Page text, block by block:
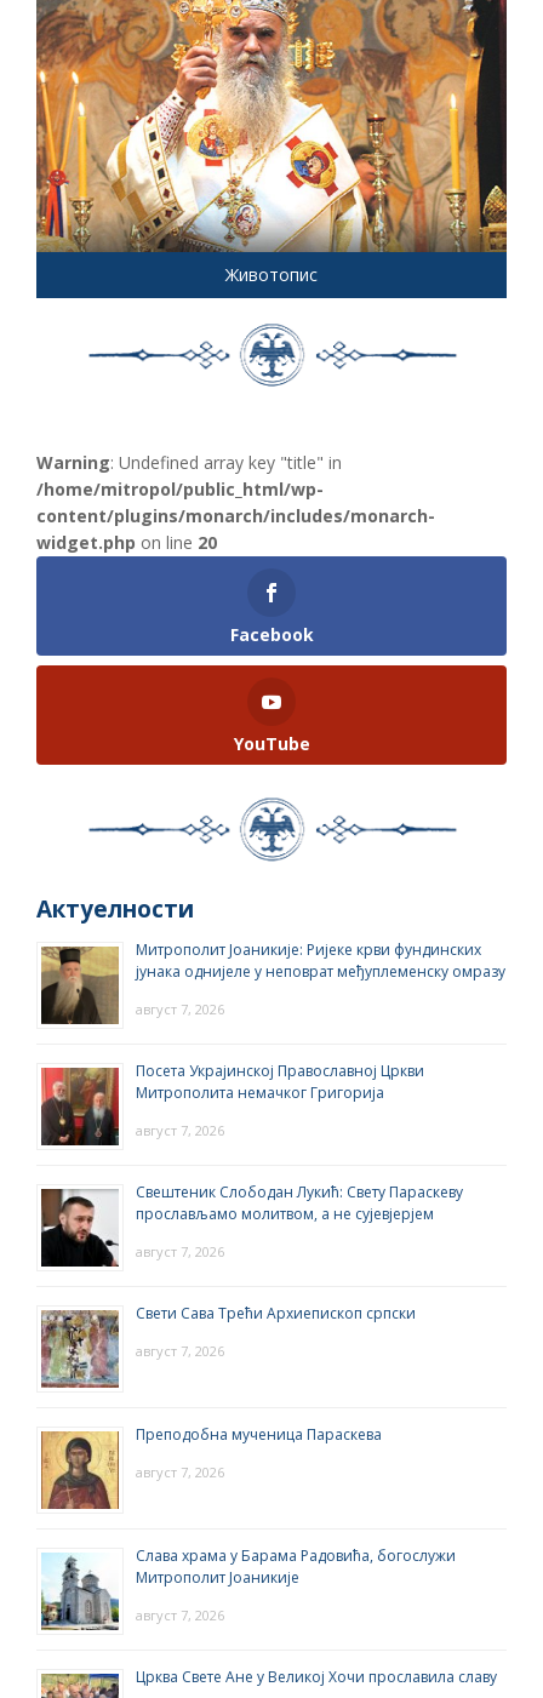
Животопис
Warning: Undefined array key "title" in
/home/mitropol/public_html/wp-
content/plugins/monarch/includes/monarch-
widget.php on line 20
Facebook
YouTube
Актуелности
Митрополит Јоаникије: Ријеке крви фундинских
јунака однијеле у неповрат међуплеменску омразу
август 7, 2026
Посета Украјинској Православној Цркви
Митрополита немачког Григорија
август 7, 2026
Свештеник Слободан Лукић: Свету Параскеву
прослављамо молитвом, а не сујевјерјем
август 7, 2026
Свети Сава Трећи Архиепископ српски
август 7, 2026
Преподобна мученица Параскева
август 7, 2026
Слава храма у Барама Радовића, богослужи
Митрополит Јоаникије
август 7, 2026
Црква Свете Ане у Великој Хочи прославила славу